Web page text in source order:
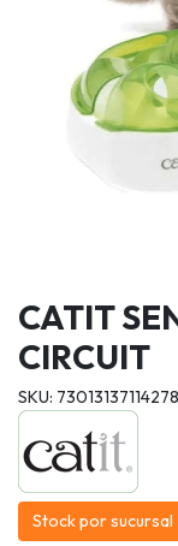
CATIT
CIRCUIT
SKU: 73013137114278
Stock por sucursal